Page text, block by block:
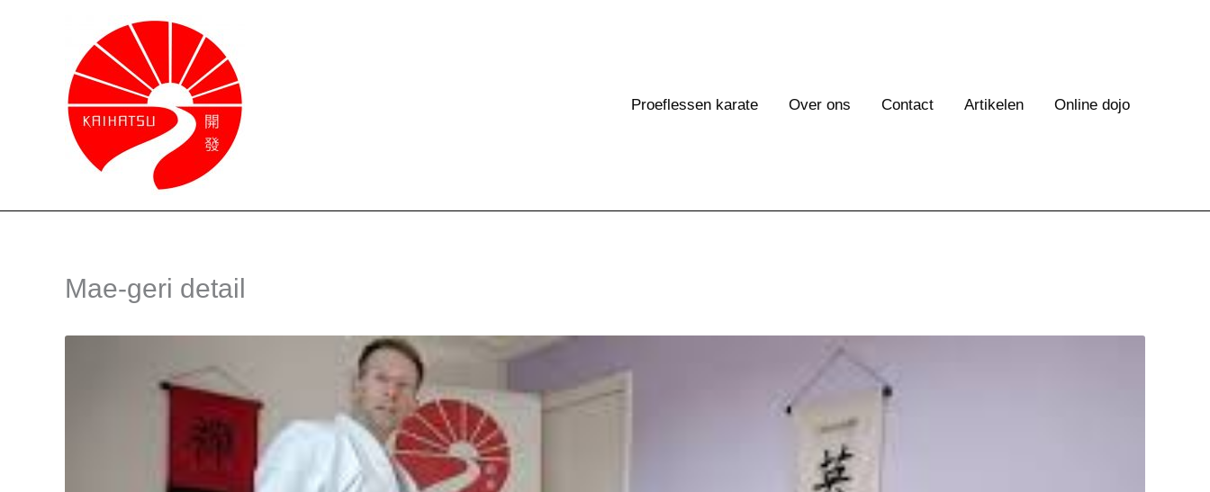
Proeflessen karate Over ons Contact Artikelen Online dojo
Mae-geri detail